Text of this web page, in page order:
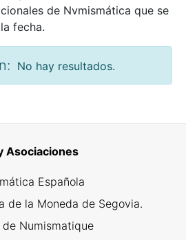
de Nvmismática que se
fecha.
No hay resultados.
Asociaciones
Española
de la Moneda de Segovia.
Numismatique